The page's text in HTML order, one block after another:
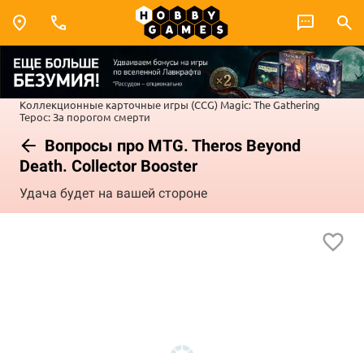
Коллекционные карточные игры (CCG) Magic: The Gathering
Терос: За порогом смерти
Вопросы про MTG. Theros Beyond
Death. Collector Booster
Удача будет на вашей стороне